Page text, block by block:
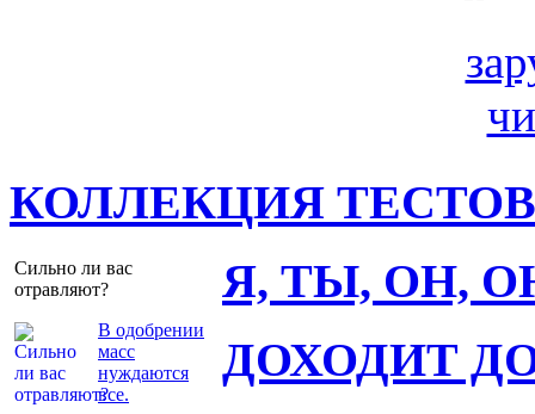
КОЛЛЕКЦИЯ ТЕСТОВ
Сильно ли вас
отравляют?
В одобрении
масс
нуждаются
все.
Я, ТЫ, ОН,
ДОХОДИТ